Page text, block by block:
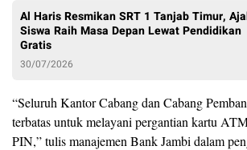
Al Haris Resmikan SRT 1 Tanjab Timur,
Siswa Raih Masa Depan Lewat Pendidikan
Gratis
30/07/2026
“Seluruh Kantor Cabang dan Cabang
terbatas untuk melayani pergantian kartu
PIN,” tulis manajemen Bank Jambi dalam